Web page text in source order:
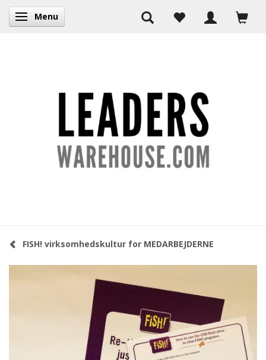
Skifte navigation
Menu
FISH! virksomhedskultur for MEDARBEJDERNE